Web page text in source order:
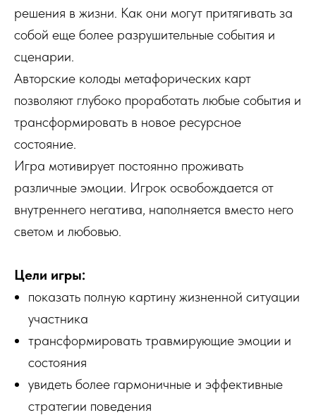
решения в жизни. Как они могут притягивать за
собой еще более разрушительные события и
сценарии.
Авторские колоды метафорических карт
позволяют глубоко проработать любые события и
трансформировать в новое ресурсное
состояние.
Игра мотивирует постоянно проживать
различные эмоции. Игрок освобождается от
внутреннего негатива, наполняется вместо него
светом и любовью.
Цели игры:
показать полную картину жизненной ситуации
участника
трансформировать травмирующие эмоции и
состояния
увидеть более гармоничные и эффективные
стратегии поведения